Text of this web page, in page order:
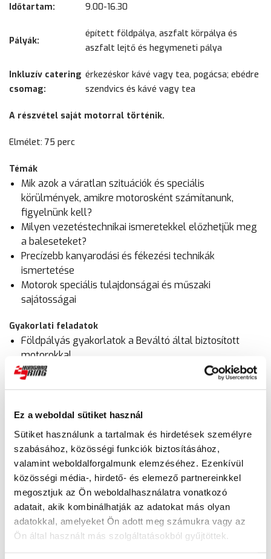
Ez a weboldal sütiket használ
Sütiket használunk a tartalmak és hirdetések személyre
szabásához, közösségi funkciók biztosításához,
valamint weboldalforgalmunk elemzéséhez. Ezenkívül
közösségi média-, hirdető- és elemező partnereinkkel
megosztjuk az Ön weboldalhasználatra vonatkozó
adatait, akik kombinálhatják az adatokat más olyan
adatokkal, amelyeket Ön adott meg számukra vagy az
Ön által használt más szolgáltatásokból gyűjtöttek.
Időtartam: 9.00-16.30
Pályák:
épített földpálya, aszfalt körpálya és
aszfalt lejtő és hegymeneti pálya
Inkluzív catering
csomag:
érkezéskor kávé vagy tea, pogácsa; ebédre
szendvics és kávé vagy tea
A részvétel saját motorral történik.
Elmélet: 75 perc
Témák
Mik azok a váratlan szituációk és speciális
körülmények, amikre motorosként számítanunk,
figyelnünk kell?
Milyen vezetéstechnikai ismeretekkel előzhetjük meg
a baleseteket?
Precízebb kanyarodási és fékezési technikák
ismertetése
Motorok speciális tulajdonságai és műszaki
sajátosságai
Gyakorlati feladatok
Földpályás gyakorlatok a Beváltó által biztosított
motorokkal
Speciális, 3-as szintű aszfaltos épített pályák, ahol
minden résztvevő a saját motorjával gyakorol, így
motorod kezelhetőségét speciális helyzetekben
Aszfaltos lejtő-és hegymeneti pálya használata, ahol
a közutakon előforduló szituációkat biztonságos
körülmények között gyakorolhatod
Neked szól ez a tréning, ha…
szeretsz a hegyekben motorozni
szereted a kanyarokat
szeretnéd magabiztosabban kezelni, használni,
irányítani a motorod speciális körülmények között